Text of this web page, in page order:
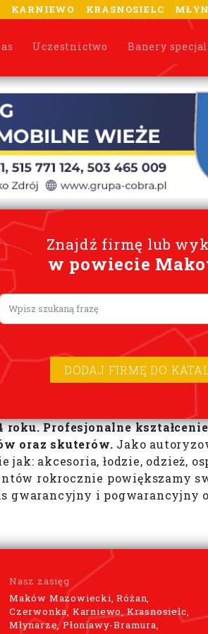
KARNIEWO KRASNOSIELC
Uczestnictwo Banery
Znajdź firmę lub
w powiecie
ipsum
DODAJ FIRMĘ DO
roku. Profesjonalne
oraz skuterów. Jako
jak: akcesoria, łodzie,
rokrocznie powiększamy
gwarancyjny i pogwarancyjny
Nasz zasięg
Maków Mazowiecki, Różan,
Czerwonka, Karniewo, Krasnosielc,
Młynarze, Płoniawy-Bramura,